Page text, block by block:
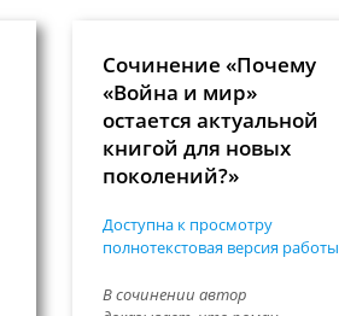
Сочинение «Почему
«Война и мир»
остается актуальной
книгой для новых
поколений?»
Доступна к просмотру
полнотекстовая версия работы
В сочинении автор